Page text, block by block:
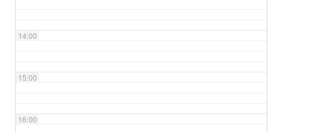
14:00
15:00
16:00